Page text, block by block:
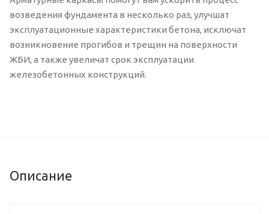
возведения фундамента в несколько раз, улучшат
эксплуатационные характеристики бетона, исключат
возникновение прогибов и трещин на поверхности
ЖБИ, а также увеличат срок эксплуатации
железобетонных конструкций.
Описание